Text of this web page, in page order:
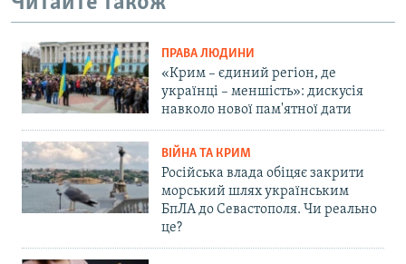
ПРАВА ЛЮДИНИ
«Крим – єдиний регіон, де
українці – меншість»: дискусія
навколо нової пам'ятної дати
ВІЙНА ТА КРИМ
Російська влада обіцяє закрити
морський шлях українським
БпЛА до Севастополя. Чи реально
це?